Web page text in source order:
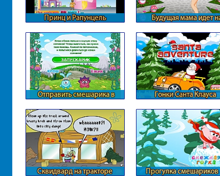
Принц и Рапунцель
Будущая мама идет
Отправить смешарика в
Гонки Санта Клауса
Сквидвард на тракторе
Прогулка смешариков